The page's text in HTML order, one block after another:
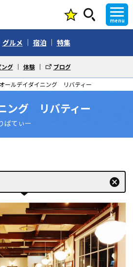
menu
グルメ 宿泊 特集
ング 体験 ブログ
オールデイダイニング リバティー
ング リバティー
ばてぃー
cancel